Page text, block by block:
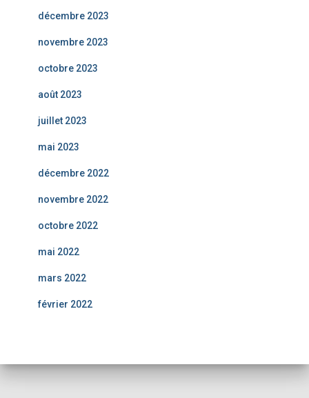
décembre 2023
novembre 2023
octobre 2023
août 2023
juillet 2023
mai 2023
décembre 2022
novembre 2022
octobre 2022
mai 2022
mars 2022
février 2022